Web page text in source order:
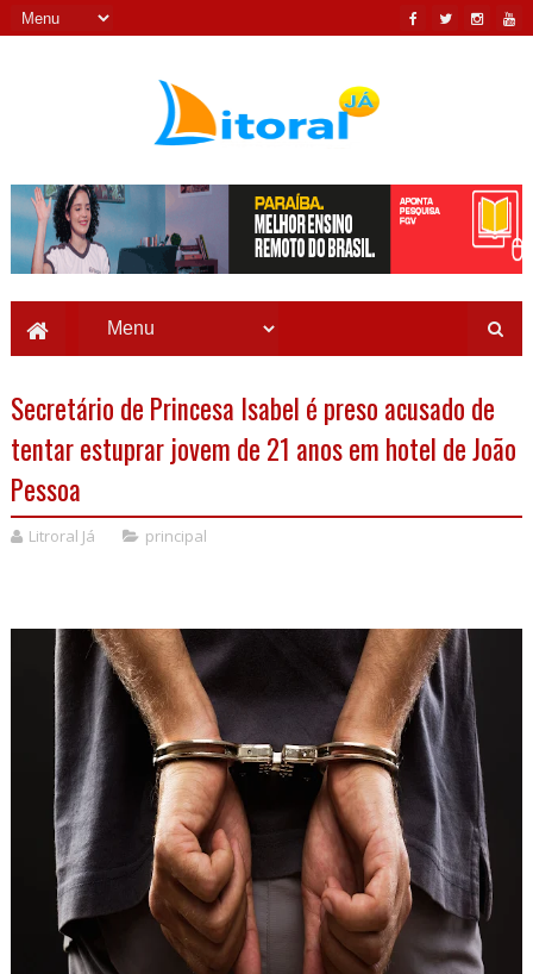
Secretário de Princesa Isabel é preso acusado de
tentar estuprar jovem de 21 anos em hotel de João
Pessoa
Litroral Já principal